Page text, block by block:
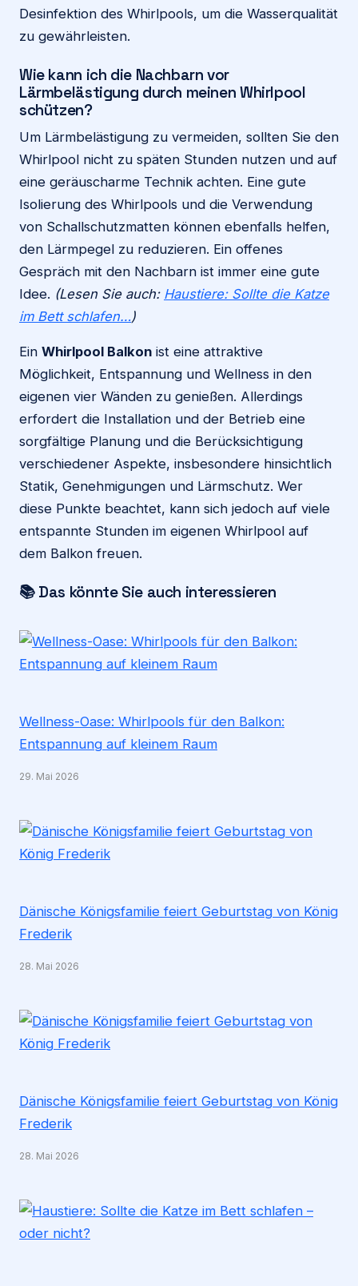
Desinfektion des Whirlpools, um die Wasserqualität
zu gewährleisten.
Wie kann ich die Nachbarn vor
Lärmbelästigung durch meinen Whirlpool
schützen?
Um Lärmbelästigung zu vermeiden, sollten Sie den
Whirlpool nicht zu späten Stunden nutzen und auf
eine geräuscharme Technik achten. Eine gute
Isolierung des Whirlpools und die Verwendung
von Schallschutzmatten können ebenfalls helfen,
den Lärmpegel zu reduzieren. Ein offenes
Gespräch mit den Nachbarn ist immer eine gute
Idee. (Lesen Sie auch: Haustiere: Sollte die Katze
im Bett schlafen…)
Ein Whirlpool Balkon ist eine attraktive
Möglichkeit, Entspannung und Wellness in den
eigenen vier Wänden zu genießen. Allerdings
erfordert die Installation und der Betrieb eine
sorgfältige Planung und die Berücksichtigung
verschiedener Aspekte, insbesondere hinsichtlich
Statik, Genehmigungen und Lärmschutz. Wer
diese Punkte beachtet, kann sich jedoch auf viele
entspannte Stunden im eigenen Whirlpool auf
dem Balkon freuen.
📚 Das könnte Sie auch interessieren
Wellness-Oase: Whirlpools für den Balkon:
Entspannung auf kleinem Raum
29. Mai 2026
Dänische Königsfamilie feiert Geburtstag von König
Frederik
28. Mai 2026
Dänische Königsfamilie feiert Geburtstag von König
Frederik
28. Mai 2026